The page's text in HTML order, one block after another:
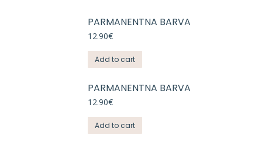
PARMANENTNA BARVA
12.90€
Add to cart
PARMANENTNA BARVA
12.90€
Add to cart